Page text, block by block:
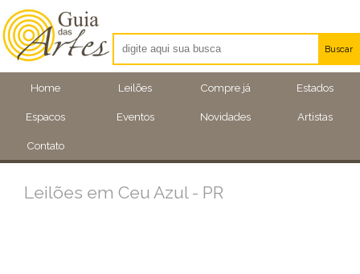
Home Leilões Compre já Estados
Espacos Eventos Novidades Artistas
Contato
Buscar
Artistas
Eventos
Leilões em Ceu Azul - PR